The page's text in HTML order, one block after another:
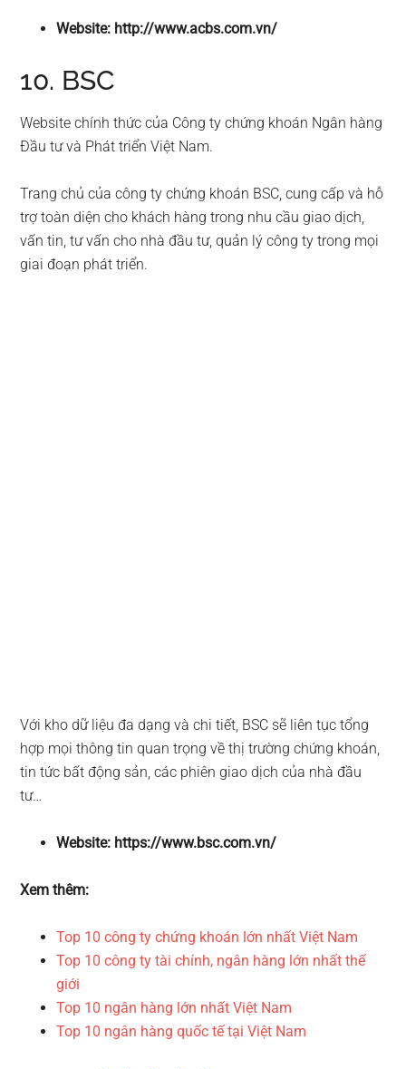
Website: http://www.acbs.com.vn/
10. BSC
Website chính thức của Công ty chứng khoán Ngân hàng
Đầu tư và Phát triển Việt Nam.
Trang chủ của công ty chứng khoán BSC, cung cấp và hỗ
trợ toàn diện cho khách hàng trong nhu cầu giao dịch,
vấn tin, tư vấn cho nhà đầu tư, quản lý công ty trong mọi
giai đoạn phát triển.
Với kho dữ liệu đa dạng và chi tiết, BSC sẽ liên tục tổng
hợp mọi thông tin quan trọng về thị trường chứng khoán,
tin tức bất động sản, các phiên giao dịch của nhà đầu
tư…
Website: https://www.bsc.com.vn/
Xem thêm:
Top 10 công ty chứng khoán lớn nhất Việt Nam
Top 10 công ty tài chính, ngân hàng lớn nhất thế
giới
Top 10 ngân hàng lớn nhất Việt Nam
Top 10 ngân hàng quốc tế tại Việt Nam